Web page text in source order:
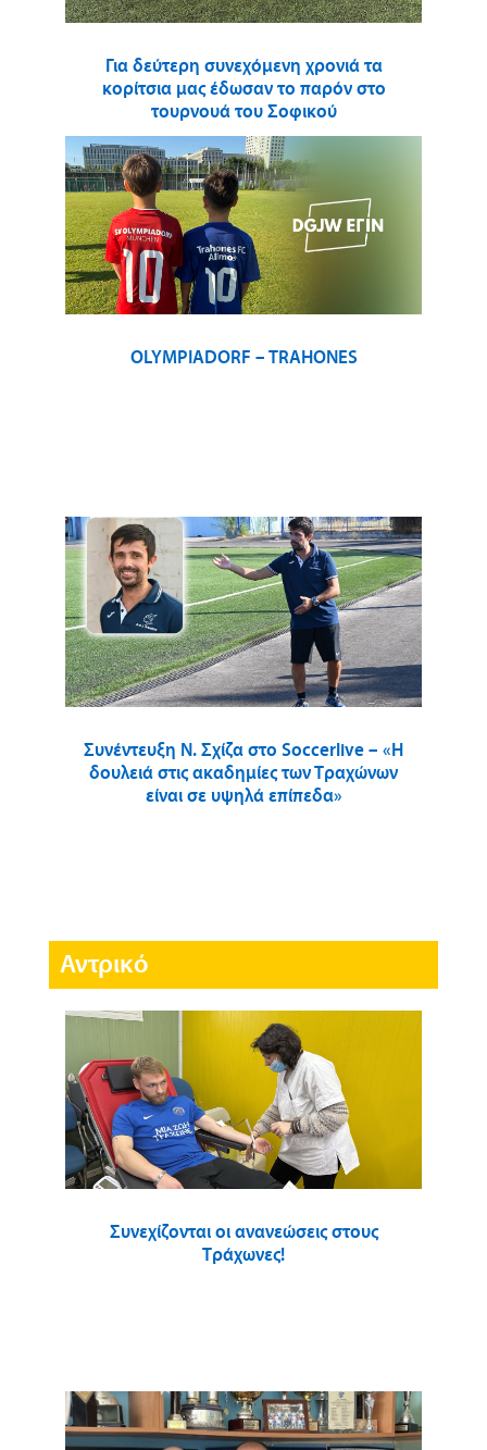
Για δεύτερη συνεχόμενη χρονιά τα
κορίτσια μας έδωσαν το παρόν στο
τουρνουά του Σοφικού
OLYMPIADORF – TRAHONES
Συνέντευξη Ν. Σχίζα στο Soccerlive – «Η
δουλειά στις ακαδημίες των Τραχώνων
είναι σε υψηλά επίπεδα»
Αντρικό
Συνεχίζονται οι ανανεώσεις στους
Τράχωνες!